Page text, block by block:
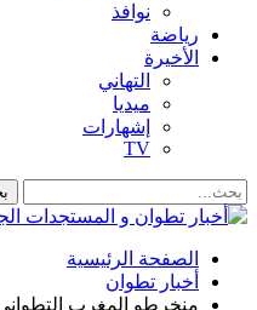
نوافذ
رياضة
الأخيرة
التهاني
ميديا
إشهارات
TV
الصفحة الرئيسية
أخبار تطوان
منخرطو المغرب